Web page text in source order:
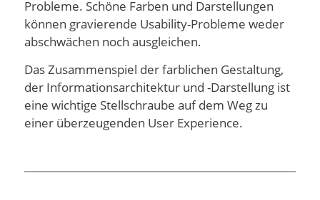
Probleme. Schöne Farben und Darstellungen
können gravierende Usability-Probleme weder
abschwächen noch ausgleichen.
Das Zusammenspiel der farblichen Gestaltung,
der Informationsarchitektur und -Darstellung ist
eine wichtige Stellschraube auf dem Weg zu
einer überzeugenden User Experience.